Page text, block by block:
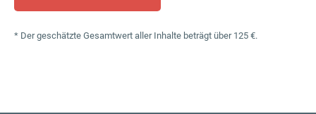
* Der geschätzte Gesamtwert aller Inhalte beträgt über 125 €.